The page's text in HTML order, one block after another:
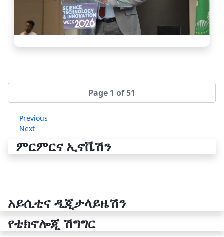
Page 1 of 51
Previous
Next
ምርምርና ኢኖቬሽን
አይሲቲና ዲጂታላይዜሽን
የቴክኖሎጂ ሽግግር